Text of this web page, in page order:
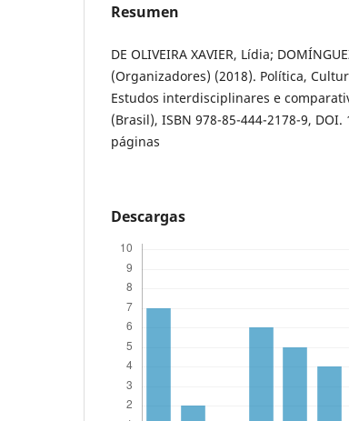
Resumen
DE OLIVEIRA XAVIER, Lídia;
(Organizadores) (2018). Política,
Estudos interdisciplinares e
(Brasil), ISBN 978-85-444-2178-9,
páginas
Descargas